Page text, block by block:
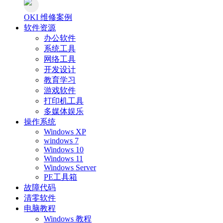
OKI 维修案例
软件资源
办公软件
系统工具
网络工具
开发设计
教育学习
游戏软件
打印机工具
多媒体娱乐
操作系统
Windows XP
windows 7
Windows 10
Windows 11
Windows Server
PE工具箱
故障代码
清零软件
电脑教程
Windows 教程